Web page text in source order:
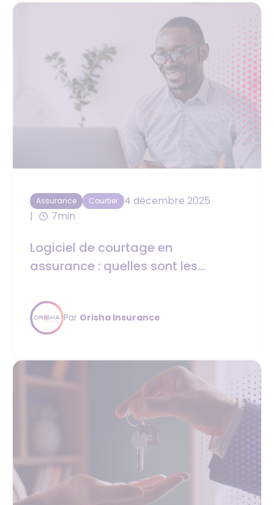
Assurance Courtier
4 décembre 2025
7min
Logiciel de courtage en
assurance : quelles sont les
Par Orisha Insurance